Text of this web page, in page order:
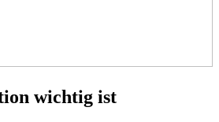
wichtig ist